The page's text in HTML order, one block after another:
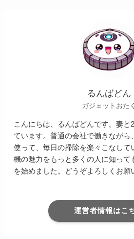
るんばどん
ガジェットおたく
こんにちは、るんばどんです。妻と
ています。普通の会社で働きながら
使って、毎日の掃除を楽々こなして
機の魅力をもっと多くの人に知って
を始めました。どうぞよろしくお願
運営者情報はこ